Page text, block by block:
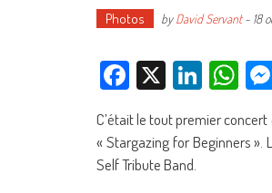
Photos byDavid Servant- 18
Facebook
X
C’était le tout premier concert
« Stargazing for Beginners ».
Self Tribute Band.